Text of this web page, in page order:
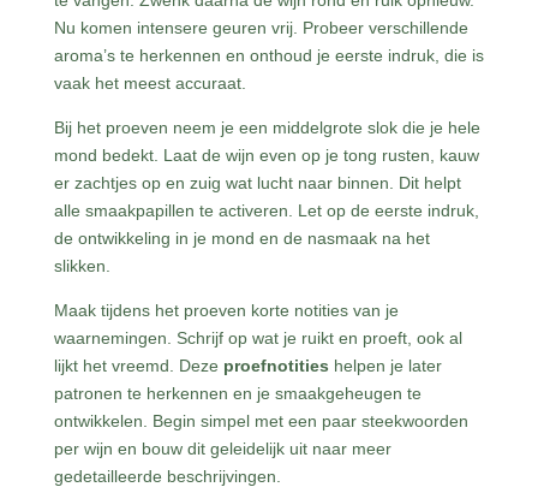
Nu komen intensere geuren vrij. Probeer verschillende
aroma’s te herkennen en onthoud je eerste indruk, die is
vaak het meest accuraat.
Bij het proeven neem je een middelgrote slok die je hele
mond bedekt. Laat de wijn even op je tong rusten, kauw
er zachtjes op en zuig wat lucht naar binnen. Dit helpt
alle smaakpapillen te activeren. Let op de eerste indruk,
de ontwikkeling in je mond en de nasmaak na het
slikken.
Maak tijdens het proeven korte notities van je
waarnemingen. Schrijf op wat je ruikt en proeft, ook al
lijkt het vreemd. Deze proefnotities helpen je later
patronen te herkennen en je smaakgeheugen te
ontwikkelen. Begin simpel met een paar steekwoorden
per wijn en bouw dit geleidelijk uit naar meer
gedetailleerde beschrijvingen.